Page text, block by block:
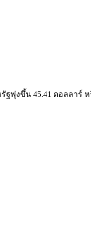
พุ่งขึ้น 45.41 ดอลลาร์